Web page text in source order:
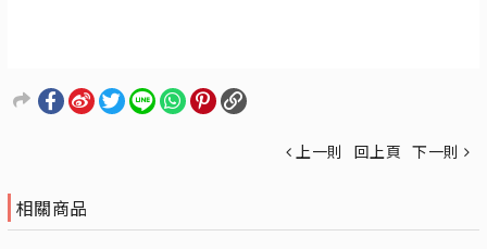
上一則 回上頁 下一則
相關商品